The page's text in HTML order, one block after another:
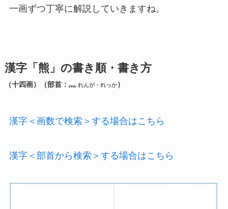
一画ずつ丁寧に解説していきますね。
漢字「熊」の書き順・書き方
（十四画）（部首：灬 れんが・れっか）
漢字＜画数で検索＞する場合はこちら
漢字＜部首から検索＞する場合はこちら